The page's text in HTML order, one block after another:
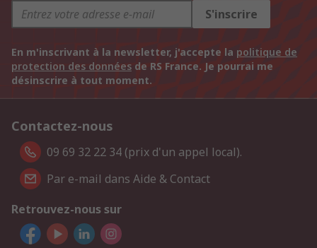
S'inscrire
En m'inscrivant à la newsletter, j'accepte la politique de
protection des données de RS France. Je pourrai me
désinscrire à tout moment.
Contactez-nous
09 69 32 22 34 (prix d'un appel local).
Par e-mail dans Aide & Contact
Retrouvez-nous sur